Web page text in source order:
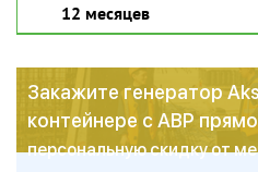
12 месяцев
Закажите генератор
контейнере с АВР
персональную скидку от